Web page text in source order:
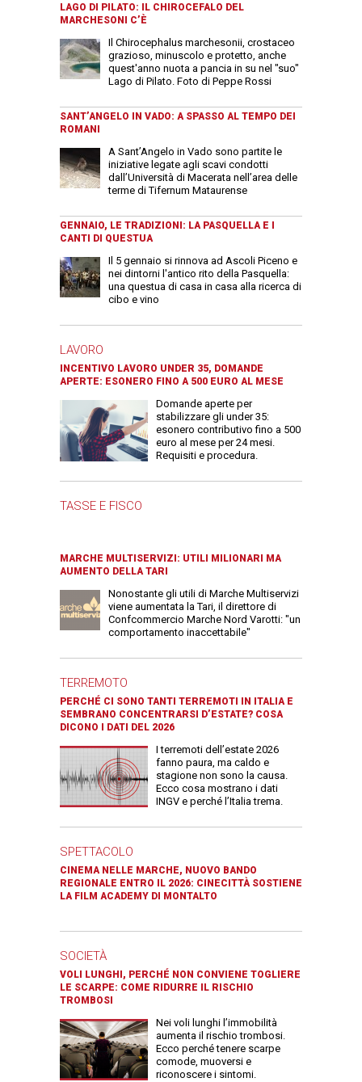
LAGO DI PILATO: IL CHIROCEFALO DEL
MARCHESONI C’È
Il Chirocephalus marchesonii, crostaceo
grazioso, minuscolo e protetto, anche
quest'anno nuota a pancia in su nel "suo"
Lago di Pilato. Foto di Peppe Rossi
SANT’ANGELO IN VADO: A SPASSO AL TEMPO DEI
ROMANI
A Sant’Angelo in Vado sono partite le
iniziative legate agli scavi condotti
dall’Università di Macerata nell’area delle
terme di Tifernum Mataurense
GENNAIO, LE TRADIZIONI: LA PASQUELLA E I
CANTI DI QUESTUA
Il 5 gennaio si rinnova ad Ascoli Piceno e
nei dintorni l'antico rito della Pasquella:
una questua di casa in casa alla ricerca di
cibo e vino
LAVORO
INCENTIVO LAVORO UNDER 35, DOMANDE
APERTE: ESONERO FINO A 500 EURO AL MESE
Domande aperte per
stabilizzare gli under 35:
esonero contributivo fino a 500
euro al mese per 24 mesi.
Requisiti e procedura.
TASSE E FISCO
MARCHE MULTISERVIZI: UTILI MILIONARI MA
AUMENTO DELLA TARI
Nonostante gli utili di Marche Multiservizi
viene aumentata la Tari, il direttore di
Confcommercio Marche Nord Varotti: "un
comportamento inaccettabile"
TERREMOTO
PERCHÉ CI SONO TANTI TERREMOTI IN ITALIA E
SEMBRANO CONCENTRARSI D’ESTATE? COSA
DICONO I DATI DEL 2026
I terremoti dell’estate 2026
fanno paura, ma caldo e
stagione non sono la causa.
Ecco cosa mostrano i dati
INGV e perché l’Italia trema.
SPETTACOLO
CINEMA NELLE MARCHE, NUOVO BANDO
REGIONALE ENTRO IL 2026: CINECITTÀ SOSTIENE
LA FILM ACADEMY DI MONTALTO
SOCIETÀ
VOLI LUNGHI, PERCHÉ NON CONVIENE TOGLIERE
LE SCARPE: COME RIDURRE IL RISCHIO
TROMBOSI
Nei voli lunghi l’immobilità
aumenta il rischio trombosi.
Ecco perché tenere scarpe
comode, muoversi e
riconoscere i sintomi.